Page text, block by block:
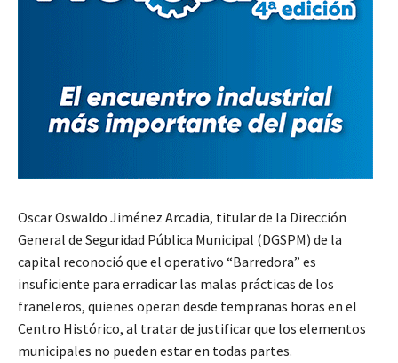
Oscar Oswaldo Jiménez Arcadia, titular de la Dirección
General de Seguridad Pública Municipal (DGSPM) de la
capital reconoció que el operativo “Barredora” es
insuficiente para erradicar las malas prácticas de los
franeleros, quienes operan desde tempranas horas en el
Centro Histórico, al tratar de justificar que los elementos
municipales no pueden estar en todas partes.